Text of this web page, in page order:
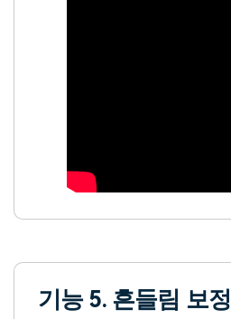
기능 5. 흔들림 보정